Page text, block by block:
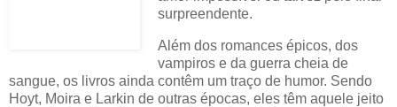
surpreendente.
Além dos romances épicos, dos
vampiros e da guerra cheia de
sangue, os livros ainda contêm um traço de humor. Sendo
Hoyt, Moira e Larkin de outras épocas, eles têm aquele jeito